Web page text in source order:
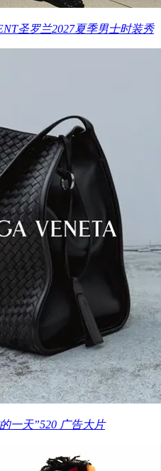
圣罗兰2027夏季男士时装秀
一天”520 广告大片